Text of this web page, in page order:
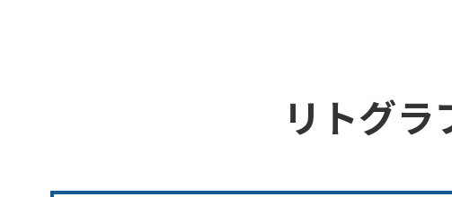
リトグ